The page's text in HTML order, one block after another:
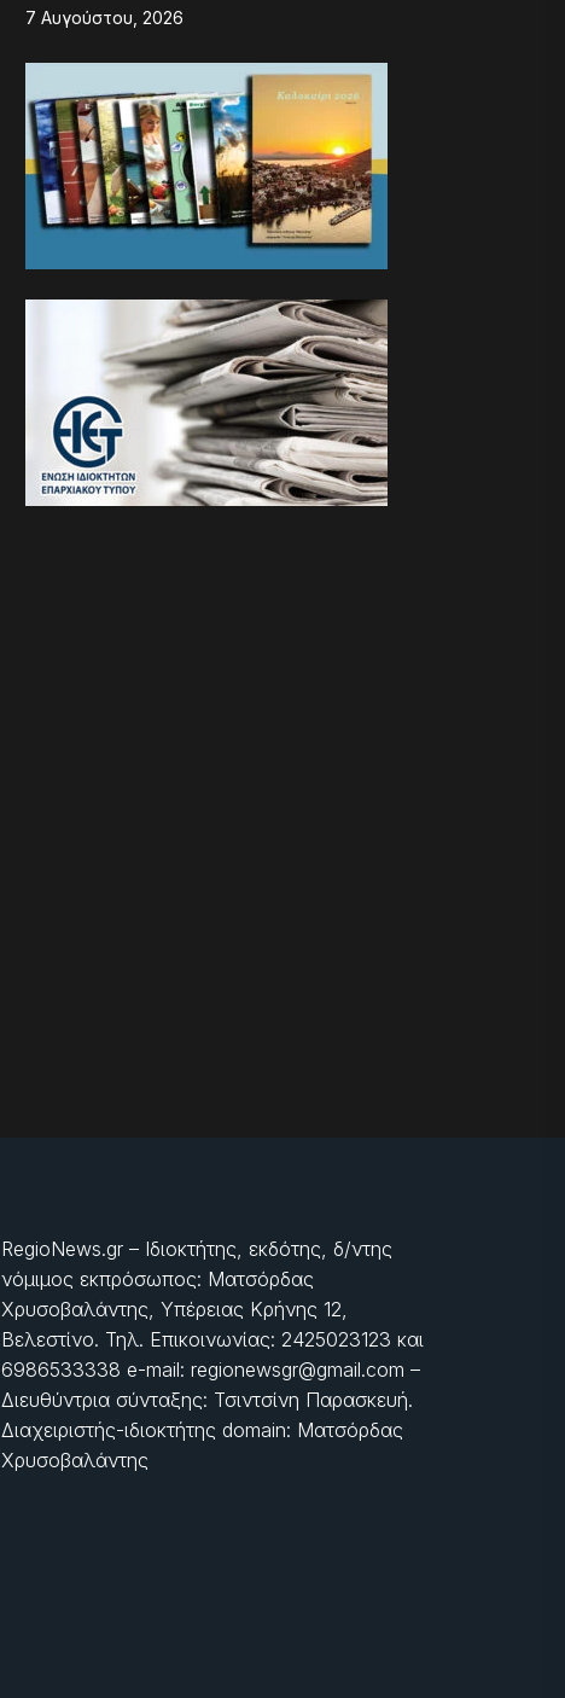
7 Αυγούστου, 2026
RegioNews.gr – Ιδιοκτήτης, εκδότης, δ/ντης
νόμιμος εκπρόσωπος: Ματσόρδας
Χρυσοβαλάντης, Υπέρειας Κρήνης 12,
Βελεστίνο. Τηλ. Επικοινωνίας: 2425023123 και
6986533338 e-mail: regionewsgr@gmail.com –
Διευθύντρια σύνταξης: Τσιντσίνη Παρασκευή.
Διαχειριστής-ιδιοκτήτης domain: Ματσόρδας
Χρυσοβαλάντης